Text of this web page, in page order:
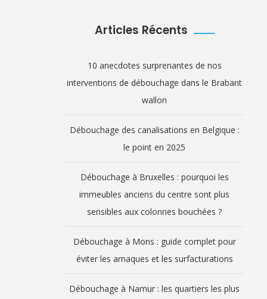
Articles Récents
10 anecdotes surprenantes de nos
interventions de débouchage dans le Brabant
wallon
Débouchage des canalisations en Belgique :
le point en 2025
Débouchage à Bruxelles : pourquoi les
immeubles anciens du centre sont plus
sensibles aux colonnes bouchées ?
Débouchage à Mons : guide complet pour
éviter les arnaques et les surfacturations
Débouchage à Namur : les quartiers les plus